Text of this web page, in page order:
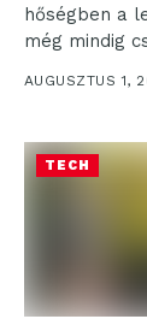
hőségben a
még mindig
AUGUSZTUS 1,
TECH